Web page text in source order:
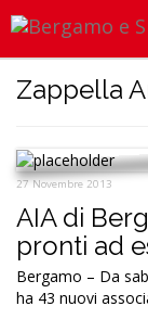
Zappella
27 Novembre 2013
AIA di
pronti ad
Bergamo – Da
ha 43 nuovi